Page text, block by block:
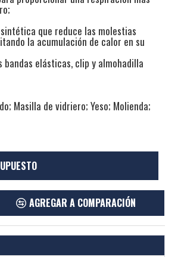
que reduce las molestias
la acumulación de calor en su
elásticas, clip y almohadilla
Masilla de vidriero; Yeso; Molienda;
AGREGAR A COMPARACIÓN